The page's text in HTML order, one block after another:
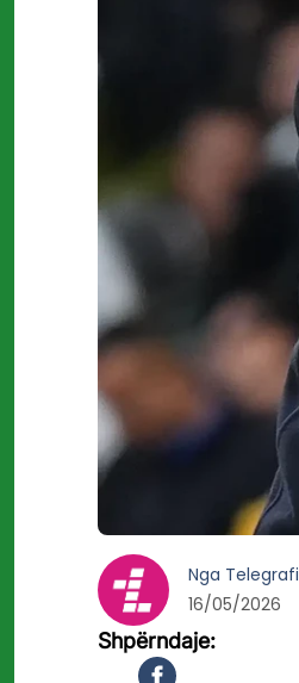
Nga Telegrafi
16/05/2026